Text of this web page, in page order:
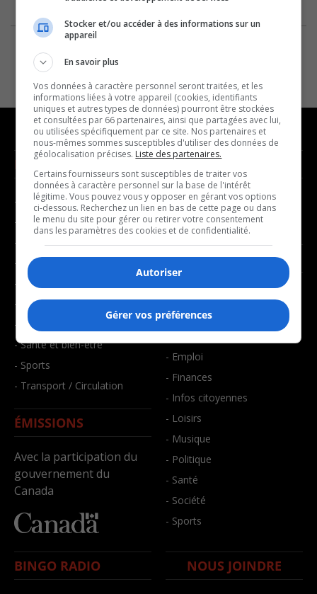
NOUVELLES
- Affaires municipales
- Communauté / Social
- Culture
- Économie
- Éducation
- Environnement
- Faits divers
- Santé et bien-être
- Sports
- Transport / Circulation
ÉMISSIONS
Avec la participation du
gouvernement du
Canada
MUSIQUE
- Décompte franco
- Joué récemment
BALADOS
- Art de vivre
- Emploi
- Finances
- Infos citoyennes
- Loisirs
- Musique
- Politique
- Santé
- Société
- Sports
BINGO RADIO NOUS JOINDRE
Stocker et/ou accéder à des informations sur un
appareil
En savoir plus
Vos données à caractère personnel seront traitées, et les
informations liées à votre appareil (cookies, identifiants
uniques et autres types de données) pourront être stockées
et consultées par 66 partenaires, ainsi que partagées avec lui,
ou utilisées spécifiquement par ce site. Nos partenaires et
nous-mêmes sommes susceptibles d'utiliser des données de
géolocalisation précises. Liste des partenaires.
Certains fournisseurs sont susceptibles de traiter vos
données à caractère personnel sur la base de l'intérêt
légitime. Vous pouvez vous y opposer en gérant vos options
ci-dessous. Recherchez un lien en bas de cette page ou dans
le menu du site pour gérer ou retirer votre consentement
dans les paramètres des cookies et de confidentialité.
Autoriser
Gérer vos préférences